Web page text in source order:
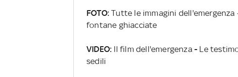
FOTO:Tutte le immagini dell'emergenza
fontane ghiacciate
VIDEO: Il film dell'emergenza- Le
sedili